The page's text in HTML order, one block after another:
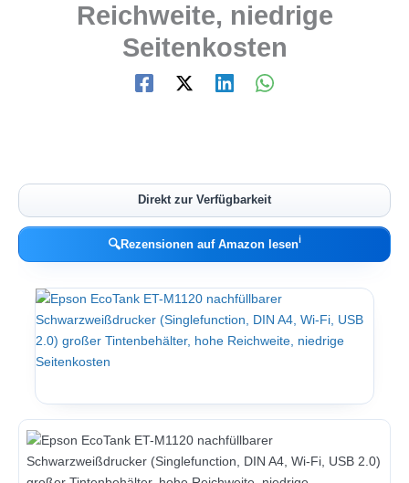
Reichweite, niedrige
Seitenkosten
Direkt zur Verfügbarkeit
🔍Rezensionen auf Amazon lesenℹ︎